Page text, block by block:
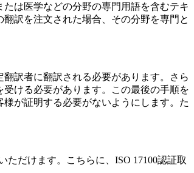
は医学などの分野の専門用語を含むテキ
訳を注文された場合、その分野を専門と
訳者に翻訳される必要があります。さら
ける必要があります。この最後の手順を
が証明する必要がないようにします。た
だけます。こちらに、ISO 17100認証取